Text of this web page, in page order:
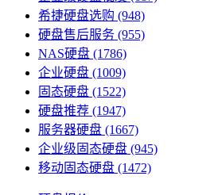
希捷硬盘选购 (948)
硬盘售后服务 (955)
NAS硬盘 (1786)
企业硬盘 (1009)
固态硬盘 (1522)
硬盘推荐 (1947)
服务器硬盘 (1667)
企业级固态硬盘 (945)
移动固态硬盘 (1472)